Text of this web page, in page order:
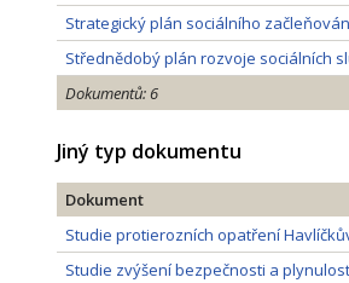
Strategický plán sociálního
Střednědobý plán rozvoje sociálních
Dokumentů: 6
Jiný typ dokumentu
Dokument
Studie protierozních opatření
Studie zvýšení bezpečnosti a